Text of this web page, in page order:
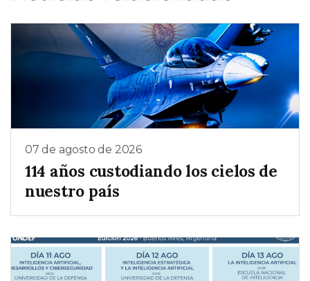
07 de agosto de 2026
114 años custodiando los cielos de
nuestro país